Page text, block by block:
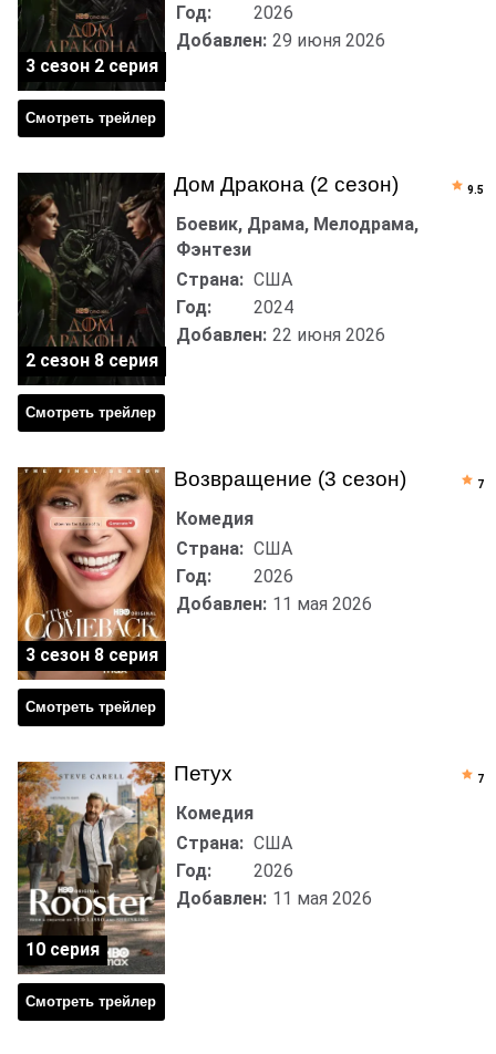
Смотреть трейлер
Год:
2026
Добавлен: 29 июня 2026
3 сезон 2 серия
Дом Дракона (2 сезон)
Смотреть трейлер
Боевик, Драма, Мелодрама,
Фэнтези
Страна: США
Год:
2024
Добавлен: 22 июня 2026
2 сезон 8 серия
9.5
Возвращение (3 сезон)
Смотреть трейлер
Комедия
Страна: США
Год:
2026
Добавлен: 11 мая 2026
3 сезон 8 серия
7
Петух
Смотреть трейлер
Комедия
Страна: США
Год:
2026
Добавлен: 11 мая 2026
10 серия
7